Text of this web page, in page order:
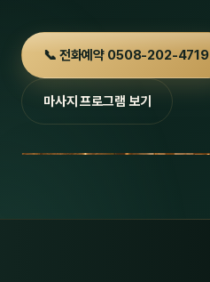
📞 전화예약 0508-202-4719
마사지 프로그램 보기